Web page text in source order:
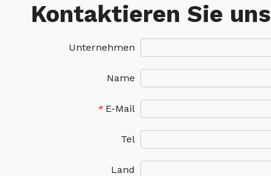
Kontaktieren Sie uns
Unternehmen
Name
* E-Mail
Tel
Land